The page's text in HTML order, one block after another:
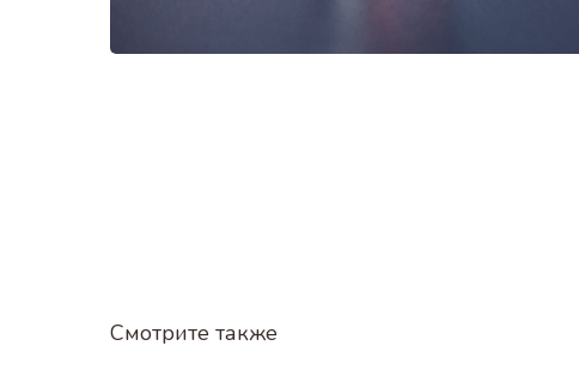
Смотрите также